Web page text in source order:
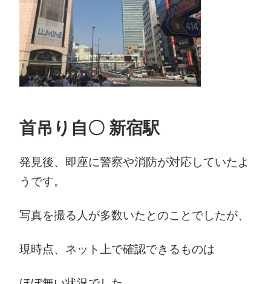
首吊り自〇 新宿駅
発見後、即座に警察や消防が対応していたよ
うです。
写真を撮る人が多数いたとのことでしたが、
現時点、ネット上で確認できるものは